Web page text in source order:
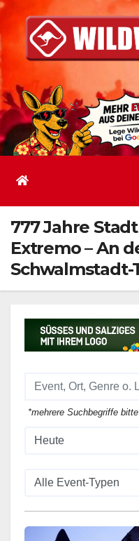
Inhalt
springen
777 Jahre
Extremo – An
Schwalmstadt-
*mehrere Suchbegriffe